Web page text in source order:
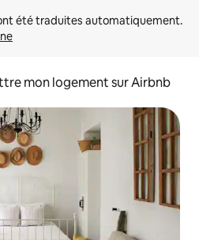
mon logement sur Airbnb